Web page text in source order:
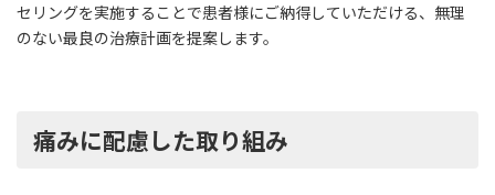
セリングを実施することで患者様にご納得していただける、無理
のない最良の治療計画を提案します。
痛みに配慮した取り組み